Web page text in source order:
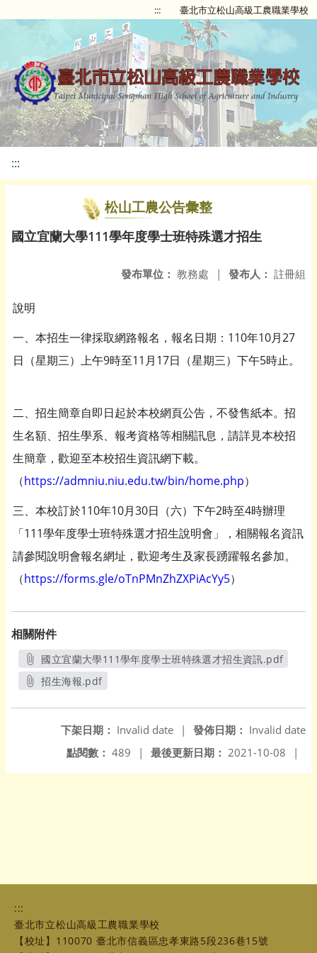
::: 臺北市立松山高級工農職業學校
:::
松山工農公告彙整
國立宜蘭大學111學年度學士班特殊選才招生
發布人： 註冊組
發布單位： 教務處 |
說明
一、本招生一律採取網路報名，報名日期：110年10月27
日（星期三）上午9時至11月17日（星期三）下午5時止。
二、招生簡章自即日起於本校網頁公告，不發售紙本。招
生名額、招生學系、報考資格等相關訊息，請詳見本校招
生簡章，歡迎至本校招生資訊網下載。
（https://admniu.niu.edu.tw/bin/home.php）
三、本校訂於110年10月30日（六）下午2時至4時辦理
「111學年度學士班特殊選才招生說明會」，相關報名資訊
請參閱說明會報名網址，歡迎考生及家長踴躍報名參加。
（https://forms.gle/oTnPMnZhZXPiAcYy5）
相關附件
國立宜蘭大學111學年度學士班特殊選才招生資訊.pdf
招生海報.pdf
發佈日期： Invalid date
下架日期： Invalid date
|
最後更新日期： 2021-10-08 |
點閱數： 489 |
:::
臺北市立松山高級工農職業學校
【校址】110070 臺北市信義區忠孝東路5段236巷15號